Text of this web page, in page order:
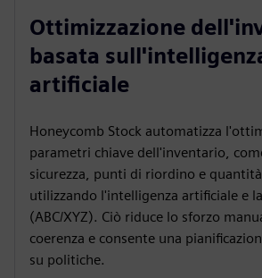
Ottimizzazione
basata
artificiale
Honeycomb Stock automatizza
parametri chiave dell'inventario,
sicurezza, punti di riordino e
utilizzando l'intelligenza artificiale e
(ABC/XYZ). Ciò riduce lo sforzo
coerenza e consente una
su politiche.